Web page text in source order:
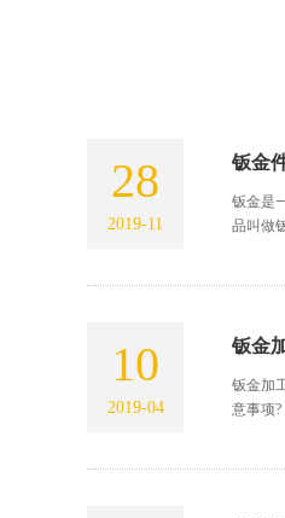
28
2019-11
钣金
钣金是
品叫做
10
2019-04
钣金
钣金加
意事项?